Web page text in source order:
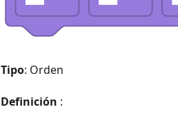
Tipo: Orden
Definición :